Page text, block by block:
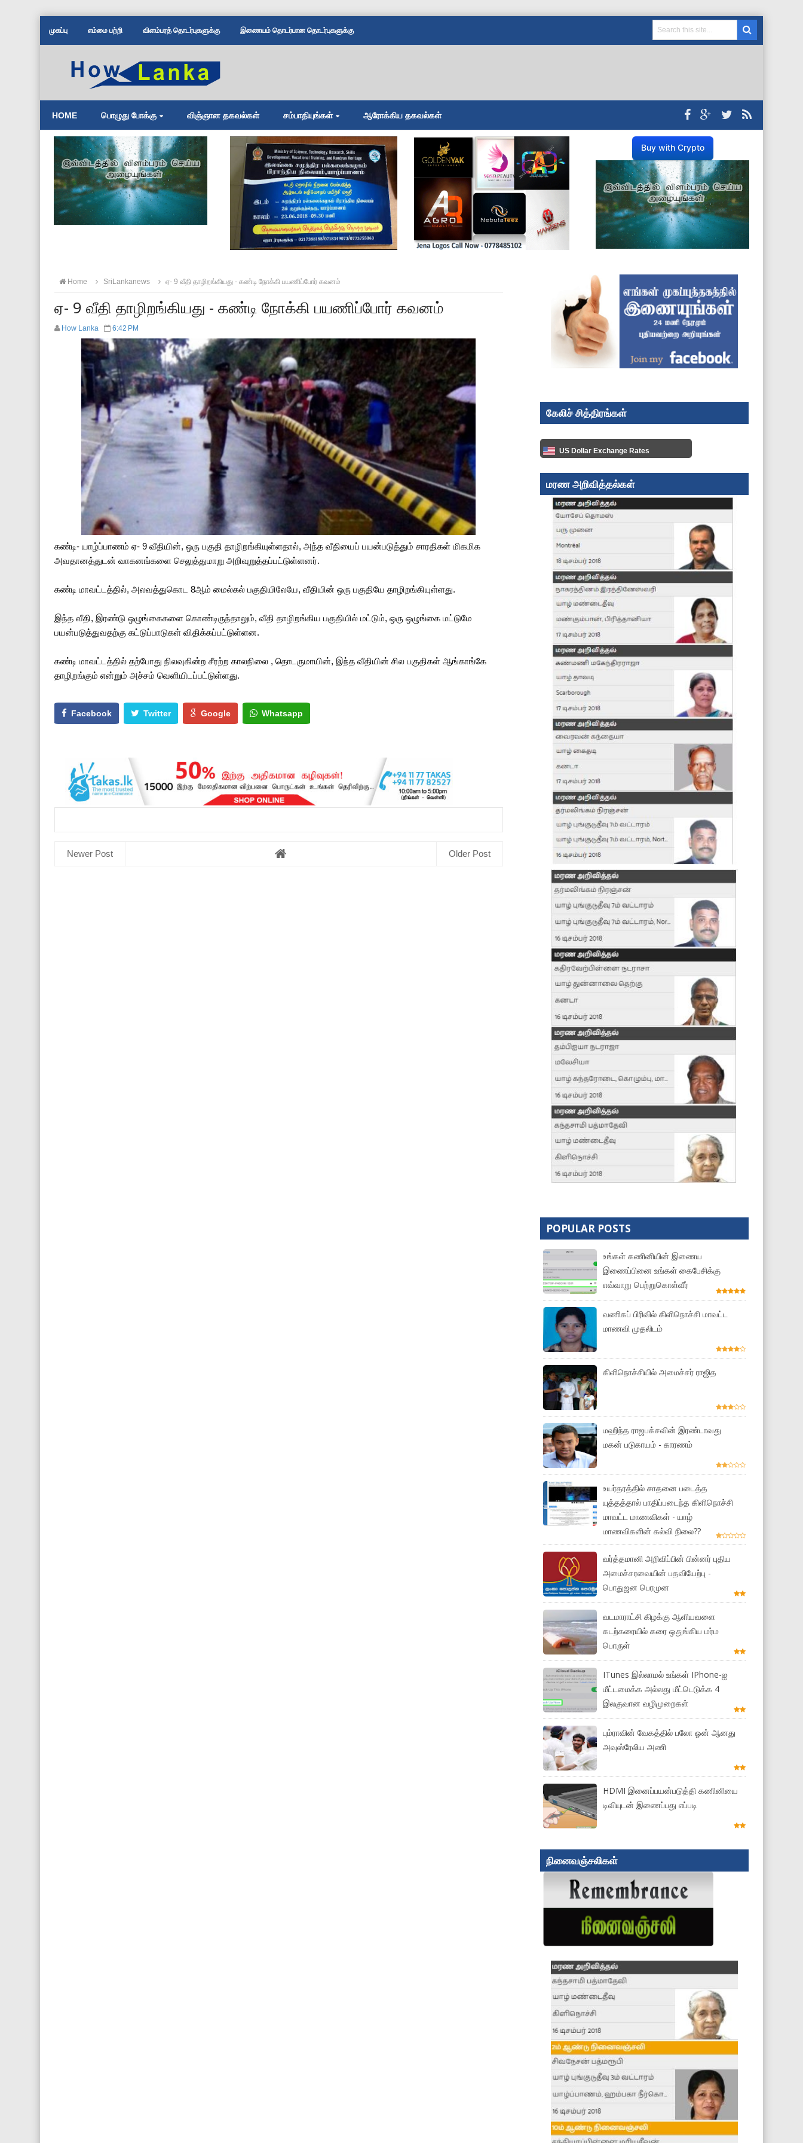
முகப்பு எம்மை பற்றி விளம்பரத் தொடர்புகளுக்கு இணையம் தொடர்பான தொடர்புகளுக்கு
HOME பொழுது போக்கு விஞ்ஞான தகவல்கள் சம்பாதியுங்கள் ஆரோக்கிய தகவல்கள்
Buy with Crypto
Home SriLankanews ஏ- 9 வீதி தாழிறங்கியது - கண்டி நோக்கி பயணிப்போர் கவனம்
ஏ- 9 வீதி தாழிறங்கியது - கண்டி நோக்கி பயணிப்போர் கவனம்
How Lanka 6:42 PM
கண்டி- யாழ்ப்பாணம் ஏ- 9 வீதியின், ஒரு பகுதி தாழிறங்கியுள்ளதால், அந்த வீதியைப் பயன்படுத்தும் சாரதிகள் மிகமிக
அவதானத்துடன் வாகனங்களை செலுத்துமாறு அறிவுறுத்தப்பட்டுள்ளனர்.
கண்டி மாவட்டத்தில், அலவத்துகொட 8ஆம் மைல்கல் பகுதியிலேயே, வீதியின் ஒரு பகுதியே தாழிறங்கியுள்ளது.
இந்த வீதி, இரண்டு ஒழுங்கைகளை கொண்டிருந்தாலும், வீதி தாழிறங்கிய பகுதியில் மட்டும், ஒரு ஒழுங்கை மட்டுமே
பயன்படுத்துவதற்கு கட்டுப்பாடுகள் விதிக்கப்பட்டுள்ளன.
கண்டி மாவட்டத்தில் தற்போது நிலவுகின்ற சீரற்ற காலநிலை , தொடருமாயின், இந்த வீதியின் சில பகுதிகள் ஆங்காங்கே
தாழிறங்கும் என்றும் அச்சம் வெளியிடப்பட்டுள்ளது.
Facebook Twitter Google Whatsapp
Newer Post Older Post
கேலிச் சித்திரங்கள்
US Dollar Exchange Rates
மரண அறிவித்தல்கள்
POPULAR POSTS
உங்கள் கணினியின் இணைய
இணைப்பினை உங்கள் கைபேசிக்கு
எவ்வாறு பெற்றுகொள்வீர்
வணிகப் பிரிவில் கிளிநொச்சி மாவட்ட
மாணவி முதலிடம்
கிளிநொச்சியில் அமைச்சர் ராஜித
மஹிந்த ராஜபக்சவின் இரண்டாவது
மகன் படுகாயம் - காரணம்
உயர்தரத்தில் சாதனை படைத்த
யுத்தத்தால் பாதிப்படைந்த கிளிநொச்சி
மாவட்ட மாணவிகள் - யாழ்
மாணவிகளின் கல்வி நிலை??
வர்த்தமானி அறிவிப்பின் பின்னர் புதிய
அமைச்சரவையின் பதவியேற்பு -
பொதுஜன பெரமுன
வடமாராட்சி கிழக்கு ஆளியவளை
கடற்கரையில் கரை ஒதுங்கிய மர்ம
பொருள்
ITunes இல்லாமல் உங்கள் IPhone-ஐ
மீட்டமைக்க அல்லது மீட்டெடுக்க 4
இலகுவான வழிமுறைகள்
பும்ராவின் வேகத்தில் பலோ ஓன் ஆனது
அவுஸ்ரேலிய அணி
HDMI இனைப்பயன்படுத்தி கணினியை
டிவியுடன் இணைப்பது எப்படி
நினைவஞ்சலிகள்